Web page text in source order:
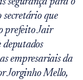
secretário que
prefeito Jair
deputados
empresariais da
Jorginho Mello,